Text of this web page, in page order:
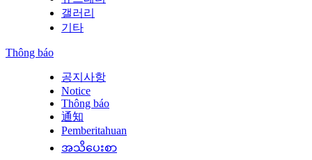
갤러리
기타
Thông báo
공지사항
Notice
Thông báo
通知
Pemberitahuan
အသိပေးစာ